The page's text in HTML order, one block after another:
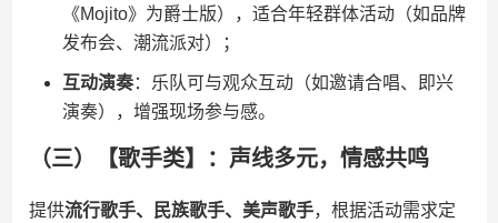
《Mojito》为爵士版），适合年轻群体活动（如品牌
发布会、潮流派对）；
​互动演奏​​：乐队可与观众互动（如邀请合唱、即兴
演奏），增强现场参与感。
（三）【歌手类】：声线多元，情感共鸣
提供​​流行歌手、民族歌手、美声歌手​​，根据活动需求定